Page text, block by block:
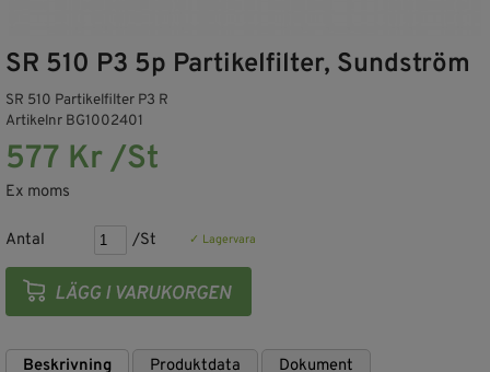
SR 510 P3 5p Partikelfilter, Sundström
SR 510 Partikelfilter P3 R
Artikelnr BG1002401
577 Kr /St
Ex moms
Antal /St ✓ Lagervara
Beskrivning Produktdata
Dokument